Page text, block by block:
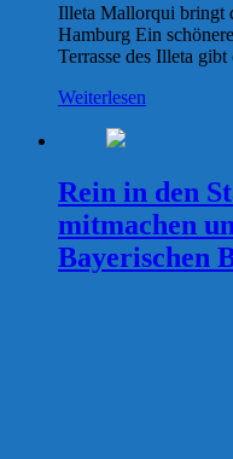
Illeta Mallorqui bringt
Hamburg Ein
Terrasse des Illeta
Weiterlesen
Rein in den
mitmachen
Bayerischen